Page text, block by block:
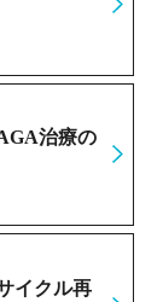
治療の
イクル再